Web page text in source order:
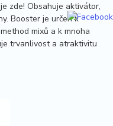
je zde! Obsahuje aktivátor,
Booster je určen k
mixů a k mnoha
trvanlivost a atraktivitu